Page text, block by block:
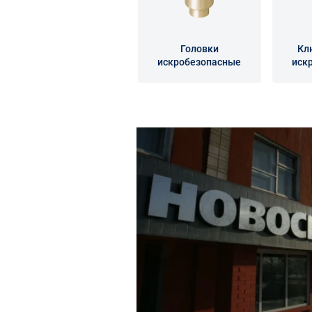
Головки
искробезопасные